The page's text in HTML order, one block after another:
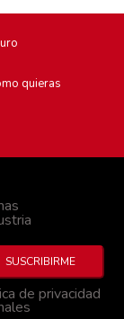
quieras
de privacidad